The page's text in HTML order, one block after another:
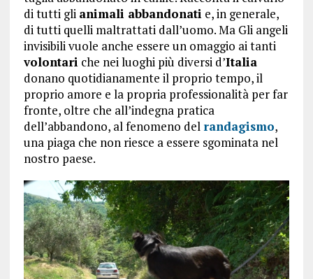
di tutti gli animali abbandonati e, in generale,
di tutti quelli maltrattati dall’uomo. Ma Gli angeli
invisibili vuole anche essere un omaggio ai tanti
volontari che nei luoghi più diversi d’Italia
donano quotidianamente il proprio tempo, il
proprio amore e la propria professionalità per far
fronte, oltre che all’indegna pratica
dell’abbandono, al fenomeno del randagismo,
una piaga che non riesce a essere sgominata nel
nostro paese.